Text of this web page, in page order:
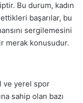
Bu durum, kadın
başarılar, bu
sergilemesini
merak konusudur.
ve yerel spor
sahip olan bazı